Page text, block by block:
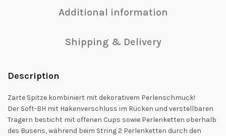
Additional information
Shipping & Delivery
Description
Zarte Spitze kombiniert mit dekorativem Perlenschmuck!
Der Soft-BH mit Hakenverschluss im Rücken und verstellbaren
Trägern besticht mit offenen Cups sowie Perlenketten oberhalb
des Busens, während beim String 2 Perlenketten durch den